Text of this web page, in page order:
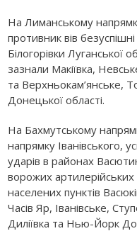
На Лиманському
противник вів
Білогорівки Луганської
зазнали Макіївка,
та Верхньокам’янське,
Донецької області.
На Бахмутському
напрямку Іванівського,
ударів в районах
ворожих
населених пунктів
Часів Яр, Іванівське,
Диліївка та Нью-Йорк